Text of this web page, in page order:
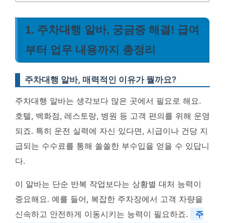
1. 주차대행 알바, 궁금증 해결! 급여
부터 업무 내용까지 총정리
주차대행 알바, 매력적인 이유가 뭘까요?
주차대행 알바는 생각보다 많은 곳에서 필요로 해요.
호텔, 백화점, 레스토랑, 병원 등 고객 편의를 위해 운영
되죠. 특히 운전 실력에 자신 있다면, 시급이나 건당 지
급되는 수수료를 통해 쏠쏠한 부수입을 얻을 수 있답니
다.
이 알바는 단순 반복 작업보다는 상황별 대처 능력이
중요해요. 예를 들어, 복잡한 주차장에서 고객 차량을
신속하고 안전하게 이동시키는 능력이 필요하죠.
주